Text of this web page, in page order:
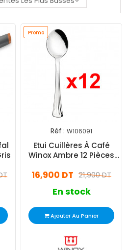
Promo
Réf : W106091
Etui Cuillères À Café
Winox Ambre 12 Pièces
21,900 DT
16,900 DT
En stock
Ajouter Au Panier